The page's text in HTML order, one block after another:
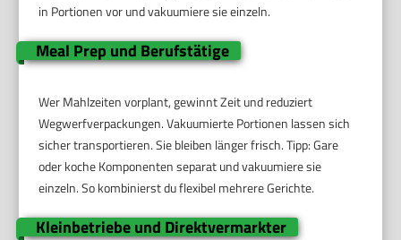
in Portionen vor und vakuumiere sie einzeln.
Meal Prep und Berufstätige
Wer Mahlzeiten vorplant, gewinnt Zeit und reduziert
Wegwerfverpackungen. Vakuumierte Portionen lassen sich
sicher transportieren. Sie bleiben länger frisch. Tipp: Gare
oder koche Komponenten separat und vakuumiere sie
einzeln. So kombinierst du flexibel mehrere Gerichte.
Kleinbetriebe und Direktvermarkter